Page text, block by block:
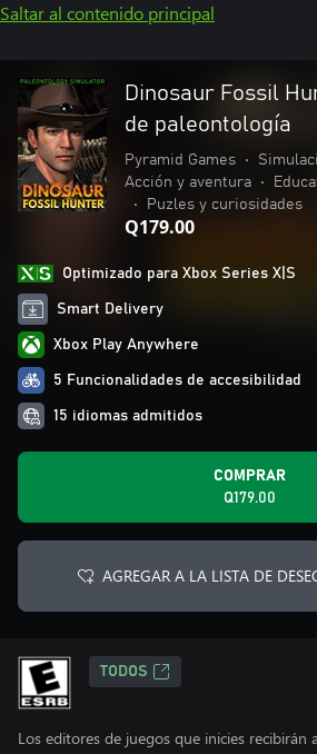
Saltar al contenido principal
Dinosaur Fossil
de paleontología
Pyramid Games •
Acción y aventura
•
•
Puzles y curiosidades
Q179.00
Optimizado para Xbox Series X|S
Smart Delivery
Xbox Play Anywhere
5 Funcionalidades de accesibilidad
15 idiomas admitidos
COMPRAR
Q179.00
AGREGAR A LA LISTA DE
TODOS
Los editores de juegos que inicies recibirán